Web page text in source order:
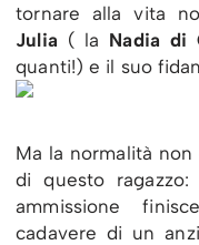
tornare alla vita
Julia ( la Nadia di
quanti!) e il suo
Ma la normalità
di questo
ammissione
cadavere di un